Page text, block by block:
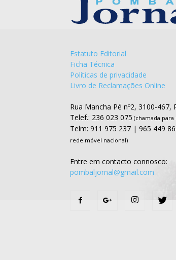
Estatuto Editorial
Ficha Técnica
Políticas de privacidade
Livro de Reclamações Online
Rua Mancha Pé nº2, 3100-467,
Telef.: 236 023 075 (chamada
Telm: 911 975 237 | 965 449
rede móvel nacional)
Entre em contacto connosco:
pombaljornal@gmail.com